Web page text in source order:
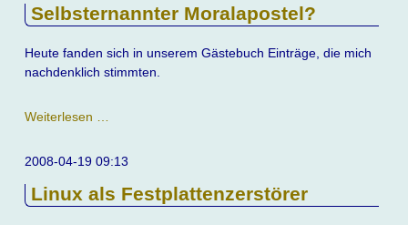
Selbsternannter Moralapostel?
Heute fanden sich in unserem Gästebuch Einträge, die mich
nachdenklich stimmten.
Weiterlesen …
2008-04-19 09:13
Linux als Festplattenzerstörer